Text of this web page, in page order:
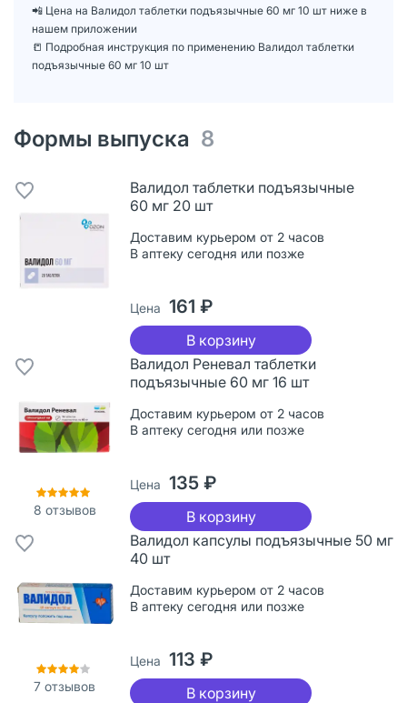
📲 Цена на Валидол таблетки подъязычные 60 мг 10 шт ниже в
нашем приложении
📒 Подробная инструкция по применению Валидол таблетки
подъязычные 60 мг 10 шт
Формы выпуска 8
Валидол таблетки подъязычные
60 мг 20 шт
Доставим курьером от 2 часов
В аптеку сегодня или позже
Цена 161 ₽
В корзину
8 отзывов
Валидол Реневал таблетки
подъязычные 60 мг 16 шт
Доставим курьером от 2 часов
В аптеку сегодня или позже
Цена 135 ₽
В корзину
7 отзывов
Валидол капсулы подъязычные 50 мг
40 шт
Доставим курьером от 2 часов
В аптеку сегодня или позже
Цена 113 ₽
В корзину